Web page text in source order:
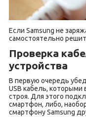
Если Samsung не
самостоятельно
Проверка
устройства
В первую очередь
USB кабель,
строя. Для этого
смартфон, либо,
смартфону Samsung